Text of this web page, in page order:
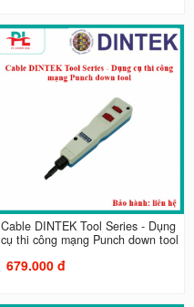
Cable DINTEK Tool Series - Dụng
cụ thi công mạng Punch down tool
679.000 đ